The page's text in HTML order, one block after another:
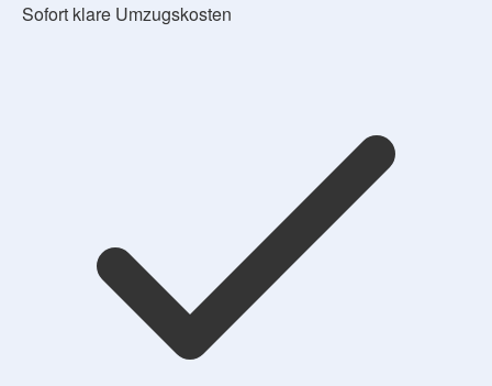
Sofort klare Umzugskosten